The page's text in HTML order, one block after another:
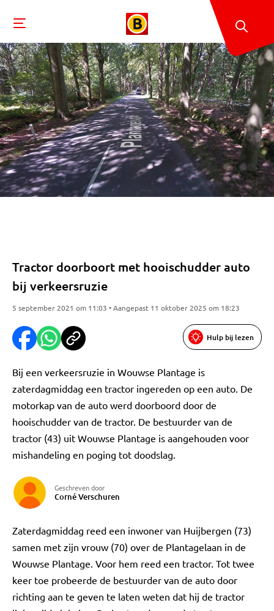
Tractor doorboort met hooischudder auto
bij verkeersruzie
5 september 2021 om 11:03 • Aangepast 11 oktober 2025 om 18:23
Hulp bij lezen
Bij een verkeersruzie in Wouwse Plantage is
zaterdagmiddag een tractor ingereden op een auto. De
motorkap van de auto werd doorboord door de
hooischudder van de tractor. De bestuurder van de
tractor (43) uit Wouwse Plantage is aangehouden voor
mishandeling en poging tot doodslag.
Geschreven door
Corné Verschuren
Zaterdagmiddag reed een inwoner van Huijbergen (73)
samen met zijn vrouw (70) over de Plantagelaan in de
Wouwse Plantage. Voor hem reed een tractor. Tot twee
keer toe probeerde de bestuurder van de auto door
richting aan te geven te laten weten dat hij de tractor